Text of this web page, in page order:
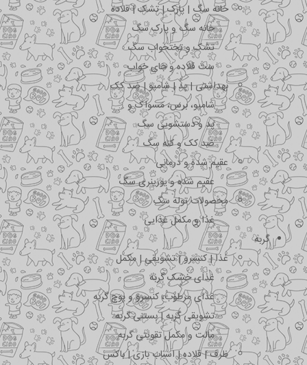
خانه سگ | پارک | تشک | قلاده
خانه سگ و پارک سگ
تشک و تختخواب سگ
ست قلاده و جای خواب
بهداشتی | پد | شامپو | ضد کک
شامپو، برس، مسواک و …
پد و دستشویی سگ
ضد کک و کنه سگ
عقیم شده و درمانی
عقیم شده و یورینری سگ
محصولات توله سگ
غذا و مکمل غذایی
گربه
غذا | کنسرو | تشویقی | مکمل
غذای خشک گربه
غذای مرطوب، کنسرو و پوچ گربه
تشویقی گربه | بستنی گربه
مالت و مکمل تقویتی گربه
ظرف | قلاده | اسباب بازی | باکس